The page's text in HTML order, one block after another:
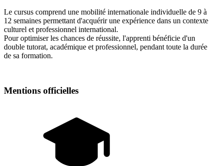
Le cursus comprend une mobilité internationale individuelle de 9 à
12 semaines permettant d'acquérir une expérience dans un contexte
culturel et professionnel international.
Pour optimiser les chances de réussite, l'apprenti bénéficie d'un
double tutorat, académique et professionnel, pendant toute la durée
de sa formation.
Mentions officielles